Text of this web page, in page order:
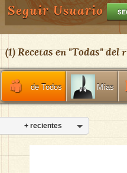
Seguir Usuario
(1) Recetas en "Todas" del
de Todos Mías
+ recientes